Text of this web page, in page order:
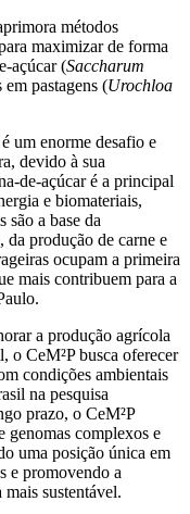
métodos
maximizar de forma
açúcar (Saccharum
pastagens (Urochloa
um enorme desafio e
devido à sua
de-açúcar é a principal
e biomateriais,
são a base da
da produção de carne e
ocupam a primeira
mais contribuem para a
a produção agrícola
o CeM²P busca oferecer
condições ambientais
na pesquisa
prazo, o CeM²P
genomas complexos e
uma posição única em
e promovendo a
sustentável.